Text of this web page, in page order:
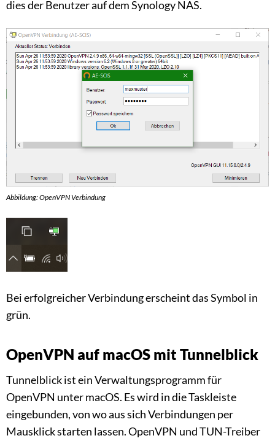
dies der Benutzer auf dem Synology NAS.
Abbildung: OpenVPN Verbindung
Bei erfolgreicher Verbindung erscheint das Symbol in
grün.
OpenVPN auf macOS mit Tunnelblick
Tunnelblick ist ein Verwaltungsprogramm für
OpenVPN unter macOS. Es wird in die Taskleiste
eingebunden, von wo aus sich Verbindungen per
Mausklick starten lassen. OpenVPN und TUN-Treiber